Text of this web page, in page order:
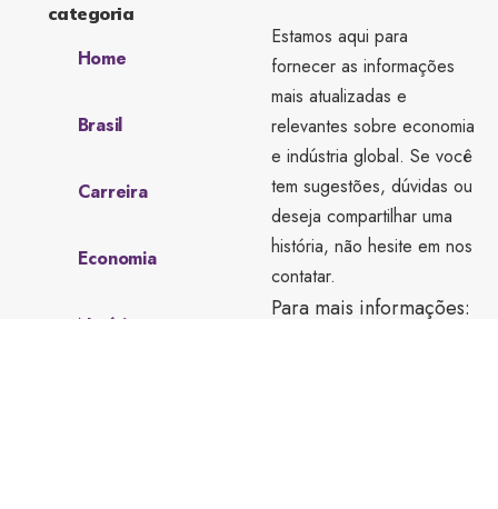
categoria
Home
Brasil
Carreira
Economia
Notícias
Estamos aqui para
fornecer as informações
mais atualizadas e
relevantes sobre economia
e indústria global. Se você
tem sugestões, dúvidas ou
deseja compartilhar uma
história, não hesite em nos
contatar.
Para mais informações: